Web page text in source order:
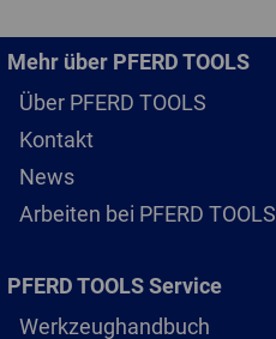
Mehr über PFERD TOOLS
Über PFERD TOOLS
Kontakt
News
Arbeiten bei PFERD TOOLS
PFERD TOOLS Service
Werkzeughandbuch